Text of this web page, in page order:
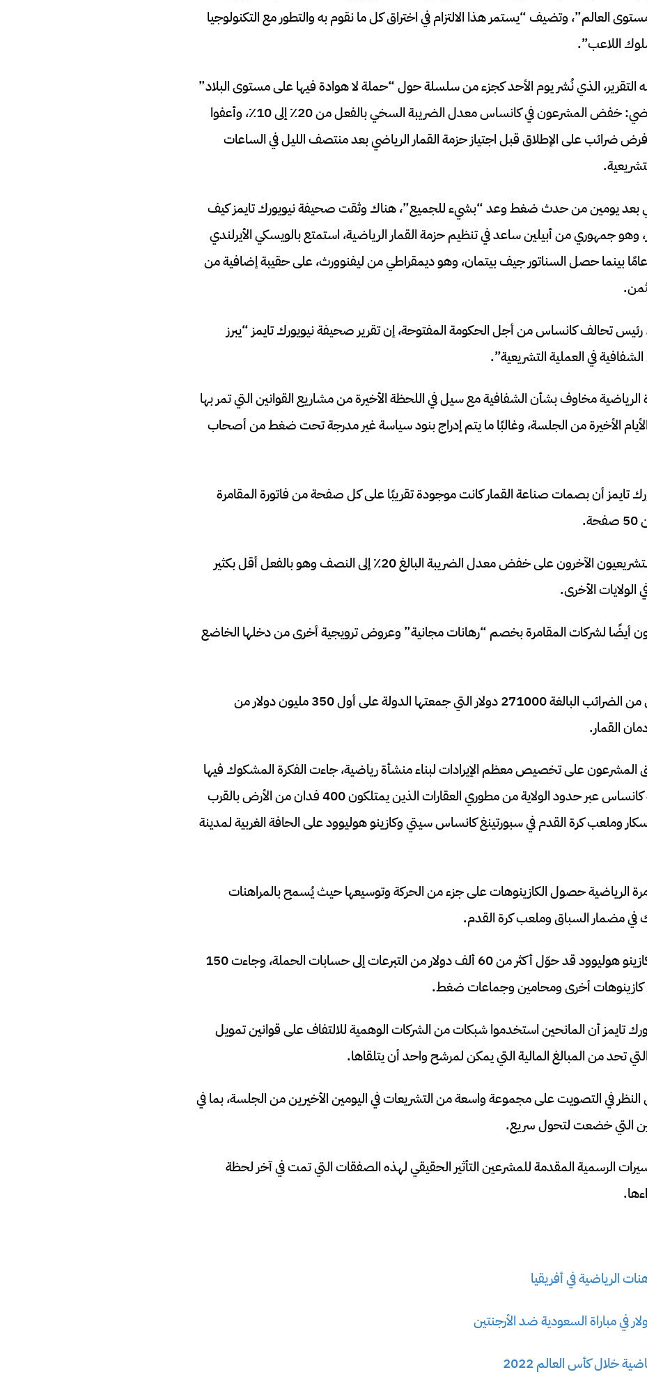
مستوى العالم”، وتضيف “يستمر هذا الالتزام في اختراق كل ما نقوم به والتطور مع التكنولوجيا
اللاعب”.
الذي نُشر يوم الأحد كجزء من سلسلة حول “حملة لا هوادة فيها على مستوى البلاد”
لتوسيع الرهان الرياضي: خفض المشرعون في كانساس معدل الضريبة السخي بالفعل من 20٪ إلى 10٪، وأعفوا
ضرائب على الإطلاق قبل اجتياز حزمة القمار الرياضي بعد منتصف الليل في الساعات
بعد يومين من حدث ضغط وعد “بشيء للجميع”، هناك وثقت صحيفة نيويورك تايمز كيف
وهو جمهوري من أبيلين ساعد في تنظيم حزمة القمار الرياضية، استمتع بالويسكي الأيرلندي
البالغ من العمر 30 عامًا بينما حصل السناتور جيف بيتمان، وهو ديمقراطي من ليفنوورث، على حقيبة إضافية من
تحالف كانساس من أجل الحكومة المفتوحة، إن تقرير صحيفة نيويورك تايمز “يبرز
في العملية التشريعية”.
الرياضية مخاوف بشأن الشفافية مع سيل في اللحظة الأخيرة من مشاريع القوانين التي تمر بها
الأيام الأخيرة من الجلسة، وغالبًا ما يتم إدراج بنود سياسة غير مدرجة تحت ضغط من أصحاب
تايمز أن بصمات صناعة القمار كانت موجودة تقريبًا على كل صفحة من فاتورة المقامرة
وافق باركر والقادة التشريعيون الآخرون على خفض معدل الضريبة البالغ 20٪ إلى النصف وهو بالفعل أقل بكثير
الأخرى.
أيضًا لشركات المقامرة بخصم “رهانات مجانية” وعروض ترويجية أخرى من دخلها الخاضع
لن يتم استخدام أي من الضرائب البالغة 271000 دولار التي جمعتها الدولة على أول 350 مليون دولار من
القمار.
المشرعون على تخصيص معظم الإيرادات لبناء منشأة رياضية، جاءت الفكرة المشكوك فيها
لجذب رؤساء مدينة كانساس عبر حدود الولاية من مطوري العقارات الذين يمتلكون 400 فدان من الأرض بالقرب
وملعب كرة القدم في سبورتينغ كانساس سيتي وكازينو هوليوود على الحافة الغربية لمدينة
الرياضية حصول الكازينوهات على جزء من الحركة وتوسيعها حيث يُسمح بالمراهنات
في مضمار السباق وملعب كرة القدم.
ووجدت التايمز أن كازينو هوليوود قد حوّل أكثر من 60 ألف دولار من التبرعات إلى حسابات الحملة، وجاءت 150
كازينوهات أخرى ومحامين وجماعات ضغط.
تايمز أن المانحين استخدموا شبكات من الشركات الوهمية للالتفاف على قوانين تمويل
تحد من المبالغ المالية التي يمكن لمرشح واحد أن يتلقاها.
في التصويت على مجموعة واسعة من التشريعات في اليومين الأخيرين من الجلسة، بما في
التي خضعت لتحول سريع.
الرسمية المقدمة للمشرعين التأثير الحقيقي لهذه الصفقات التي تمت في آخر لحظة
الرياضية في أفريقيا
خلال كأس العالم 2022